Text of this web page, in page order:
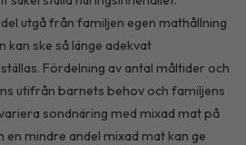
utgå från familjen egen mathållning
kan ske så länge adekvat
Fördelning av antal måltider och
utifrån barnets behov och familjens
sondnäring med mixad mat på
en mindre andel mixad mat kan ge